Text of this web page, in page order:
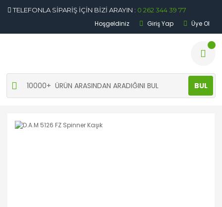
TELEFONLA SİPARİŞ İÇİN BİZİ ARAYIN : 0 262 344 39 77
Hoşgeldiniz Giriş Yap Üye Ol
BUL